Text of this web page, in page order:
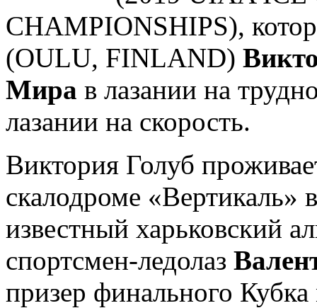
CHAMPIONSHIPS),
(OULU, FINLAND)
Мира в лазании на
лазании на скорость.
Виктория Голуб
скалодроме «Вертикаль»
известный харьковский
спортсмен-ледолаз
призер финального